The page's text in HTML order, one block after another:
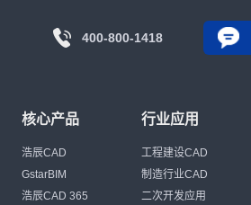
400-800-1418
核心产品
浩辰CAD
GstarBIM
浩辰CAD 365
行业应用
工程建设CAD
制造行业CAD
二次开发应用